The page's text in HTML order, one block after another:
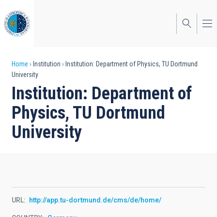
to
main
content
Breadcrumb
Home Institution
Institution: Department of Physics, TU Dortmund
University
Institution: Department of
Physics, TU Dortmund
University
URL http://app.tu-dortmund.de/cms/de/home/